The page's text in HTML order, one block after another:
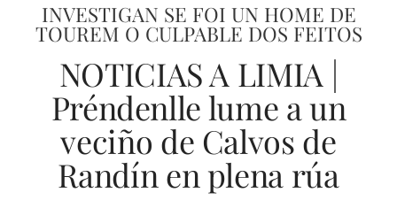
INVESTIGAN SE FOI UN HOME DE
TOUREM O CULPABLE DOS FEITOS
NOTICIAS A LIMIA |
Préndenlle lume a un
veciño de Calvos de
Randín en plena rúa